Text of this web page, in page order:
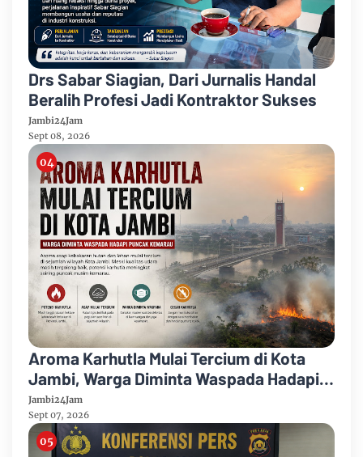
Drs Sabar Siagian, Dari Jurnalis Handal
Beralih Profesi Jadi Kontraktor Sukses
Jambi24Jam
Sept 08, 2026
Aroma Karhutla Mulai Tercium di Kota
Jambi, Warga Diminta Waspada Hadapi
Puncak Kemarau
Jambi24Jam
Sept 07, 2026